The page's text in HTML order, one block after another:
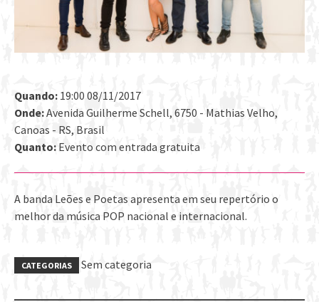
Quando: 19:00 08/11/2017
Onde:Avenida Guilherme Schell, 6750 - Mathias Velho,
Canoas - RS, Brasil
Quanto: Evento com entrada gratuita
A banda Leões e Poetas apresenta em seu repertório o
melhor da música POP nacional e internacional.
CATEGORIAS Sem categoria